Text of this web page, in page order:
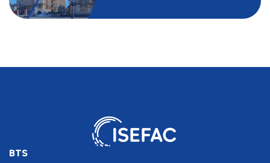
BTS